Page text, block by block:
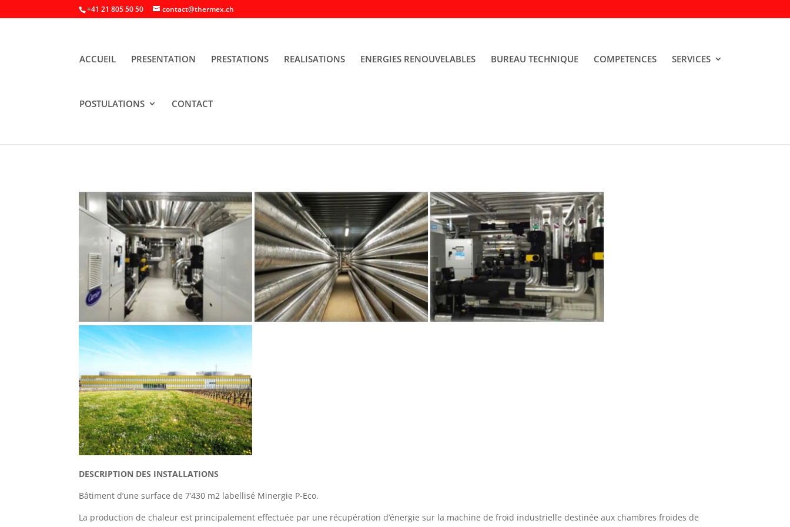
+41 21 805 50 50 contact@thermex.ch
ACCUEIL PRESENTATION PRESTATIONS REALISATIONS ENERGIES RENOUVELABLES BUREAU TECHNIQUE COMPETENCES SERVICES
POSTULATIONS CONTACT
DESCRIPTION DES INSTALLATIONS
Bâtiment d’une surface de 7’430 m2 labellisé Minergie P-Eco.
La production de chaleur est principalement effectuée par une récupération d’énergie sur la machine de froid industrielle destinée aux chambres froides de